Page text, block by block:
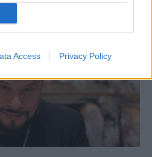
Access Privacy Policy
απίθανη μεταμόρφωσή της
10 ΏΡΕΣ
φρόντιζε όλους τους άλλους...
δεν φρόντισε για εκείνη